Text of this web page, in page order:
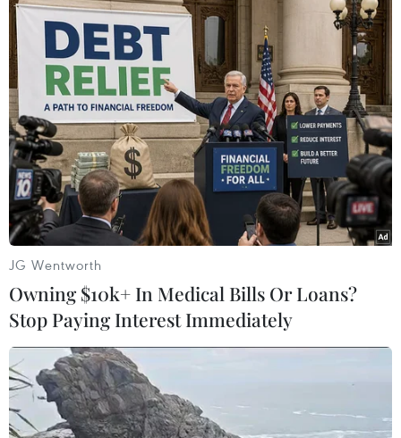
#Tình hình dịch bệnh
Bến Tre Vĩnh Long
Theo dõi VietnamPlus
JG Wentworth
Owning $10k+ In Medical Bills Or Loans?
Stop Paying Interest Immediately